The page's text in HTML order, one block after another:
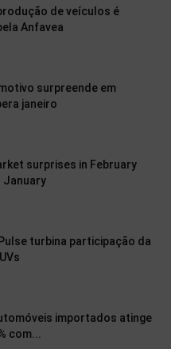
de veículos é
Anfavea
surpreende em
janeiro
surprises in February
January
turbina participação da
importados atinge
com...